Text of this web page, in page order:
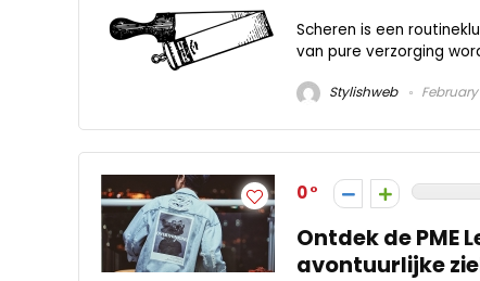
Scheren is een
van pure verzorging
Stylishweb
0
Ontdek de PME
avontuurlijke